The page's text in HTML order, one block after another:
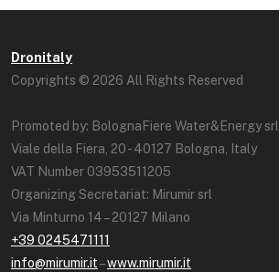
Dronitaly
Copyrights © 2026 All Rights Reserved
Promoted by: BolognaFiere Water&Energy srl
Viale della Fiera, 20 - 40127 Bologna, Italy
VAT Number 03953511205
Organizing Secretariat: Mirumir srl
Via Minturno 14 – 20127 Milano
+39 0245471111
info@mirumir.it–www.mirumir.it